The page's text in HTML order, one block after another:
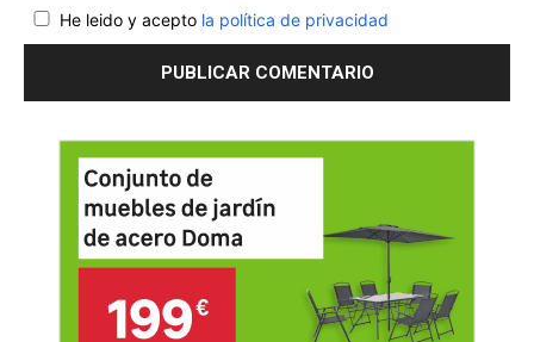
He leido y acepto la política de privacidad